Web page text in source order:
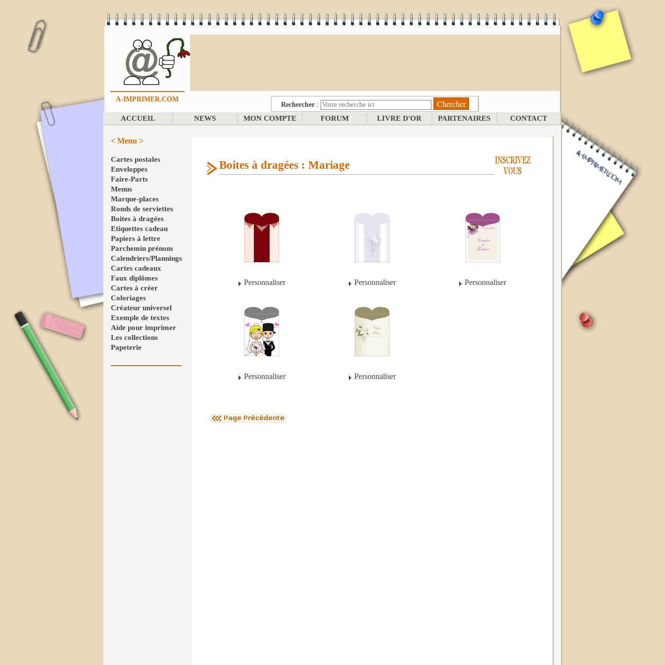
A-IMPRIMER.COM
Rechercher:
ACCUEIL NEWS MON COMPTE FORUM LIVRE D'OR PARTENAIRES CONTACT
< Menu >
Cartes postales
Enveloppes
Faire-Parts
Menus
Marque-places
Ronds de serviettes
Boites à dragées
Etiquettes cadeau
Papiers à lettre
Parchemin prénom
Calendriers/Plannings
Cartes cadeaux
Faux diplômes
Cartes à créer
Coloriages
Créateur universel
Exemple de textes
Aide pour imprimer
Les collections
Papeterie
Boites à dragées : Mariage
Personnaliser Personnaliser Personnaliser
Personnaliser Personnaliser